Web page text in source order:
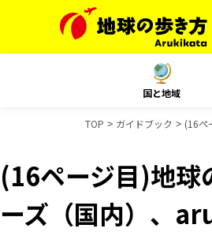
国と地域
TOP ガイドブック (16ペ
(16ページ目)地球
ーズ（国内）、